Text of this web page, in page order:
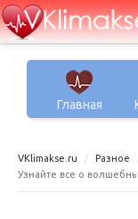
Главная
VKlimakse.ru Разное
Узнайте все о